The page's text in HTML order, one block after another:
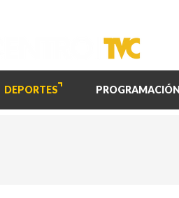
DEPORTES PROGRAMACIÓN